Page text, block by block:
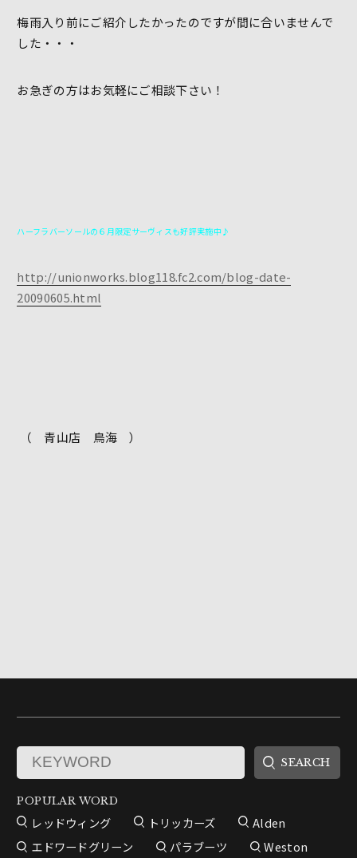
梅雨入り前にご紹介したかったのですが間に合いませんで
した・・・
お急ぎの方はお気軽にご相談下さい！
ハーフラバーソールの６月限定サーヴィスも好評実施中♪
http://unionworks.blog118.fc2.com/blog-date-
20090605.html
（ 青山店 鳥海 ）
POPULAR WORD
レッドウィング トリッカーズ
Alden
エドワードグリーン
パラブーツ
Weston